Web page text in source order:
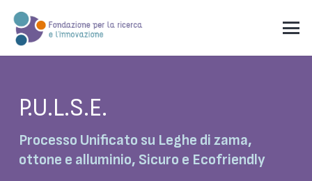
P.U.L.S.E.
Processo Unificato su Leghe di zama,
ottone e alluminio, Sicuro e Ecofriendly